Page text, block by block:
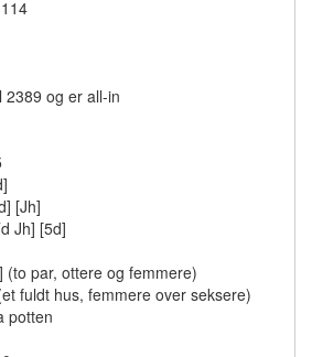
2389 og er all-in
[Jh]
Jh] [5d]
(to par, ottere og femmere)
fuldt hus, femmere over seksere)
potten